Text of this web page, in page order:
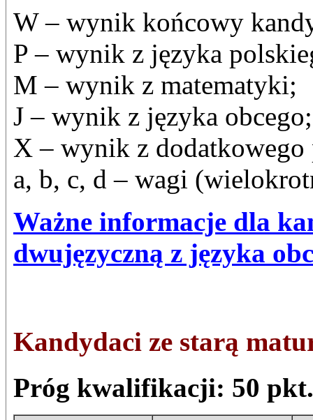
W – wynik końcowy
P – wynik z języka
M – wynik z matematyki;
J – wynik z języka obcego;
X – wynik z dodatkowego
a, b, c, d – wagi
Ważne informacje dla
dwujęzyczną z języka
Kandydaci ze starą
Próg kwalifikacji: 50 pkt.